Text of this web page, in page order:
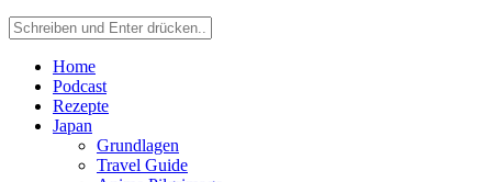
Home
Podcast
Rezepte
Japan
Grundlagen
Travel Guide